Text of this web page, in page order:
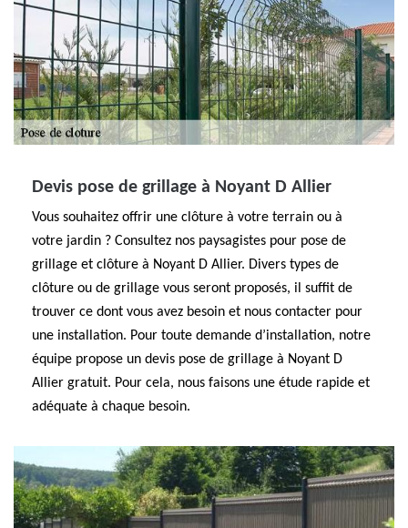
Devis pose de grillage à Noyant D Allier
Vous souhaitez offrir une clôture à votre terrain ou à
votre jardin ? Consultez nos paysagistes pour pose de
grillage et clôture à Noyant D Allier. Divers types de
clôture ou de grillage vous seront proposés, il suffit de
trouver ce dont vous avez besoin et nous contacter pour
une installation. Pour toute demande d’installation, notre
équipe propose un devis pose de grillage à Noyant D
Allier gratuit. Pour cela, nous faisons une étude rapide et
adéquate à chaque besoin.